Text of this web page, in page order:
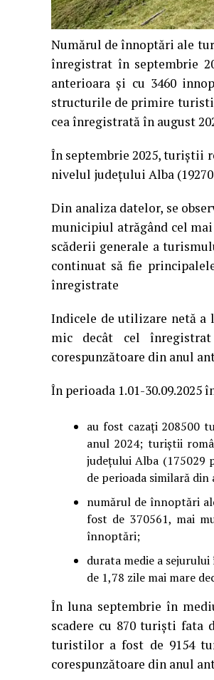
Numărul de înnoptări ale
înregistrat în septembrie
anterioara și cu 3460
structurile de primire
cea înregistrată în august
În septembrie 2025, turiştii
nivelul județului Alba
Din analiza datelor, se
municipiul atrăgând cel
scăderii generale a
continuat să fie
înregistrate
Indicele de utilizare netă a
mic decât cel
corespunzătoare din anul
În perioada 1.01-
au fost cazaţi 208500
anul 2024; turiştii
județului Alba (175029
de perioada similară
numărul de înnoptări
fost de 370561, mai
înnoptări;
durata medie a
de 1,78 zile mai mare
În luna septembrie în
scadere cu 870 turiști fata
turistilor a fost de 9154
corespunzătoare din anul